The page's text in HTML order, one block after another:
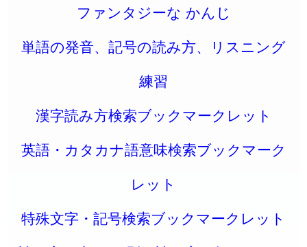
ファンタジーな かんじ
単語の発音、記号の読み方、リスニング
練習
漢字読み方検索ブックマークレット
英語・カタカナ語意味検索ブックマーク
レット
特殊文字・記号検索ブックマークレット